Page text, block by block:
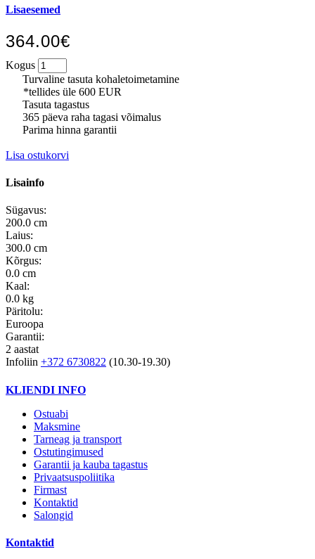
Lisaesemed
364.00€
Kogus
Turvaline tasuta kohaletoimetamine
*tellides üle 600 EUR
Tasuta tagastus
365 päeva raha tagasi võimalus
Parima hinna garantii
Lisa ostukorvi
Lisainfo
Sügavus:
200.0 cm
Laius:
300.0 cm
Kõrgus:
0.0 cm
Kaal:
0.0 kg
Päritolu:
Euroopa
Garantii:
2 aastat
Infoliin +372 6730822 (10.30-19.30)
KLIENDI INFO
Ostuabi
Maksmine
Tarneag ja transport
Ostutingimused
Garantii ja kauba tagastus
Privaatsuspoliitika
Firmast
Kontaktid
Salongid
Kontaktid